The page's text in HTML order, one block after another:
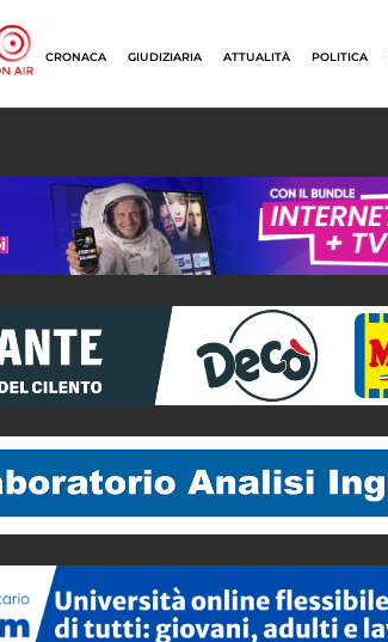
CRONACA GIUDIZIARIA ATTUALITÀ POLITICA